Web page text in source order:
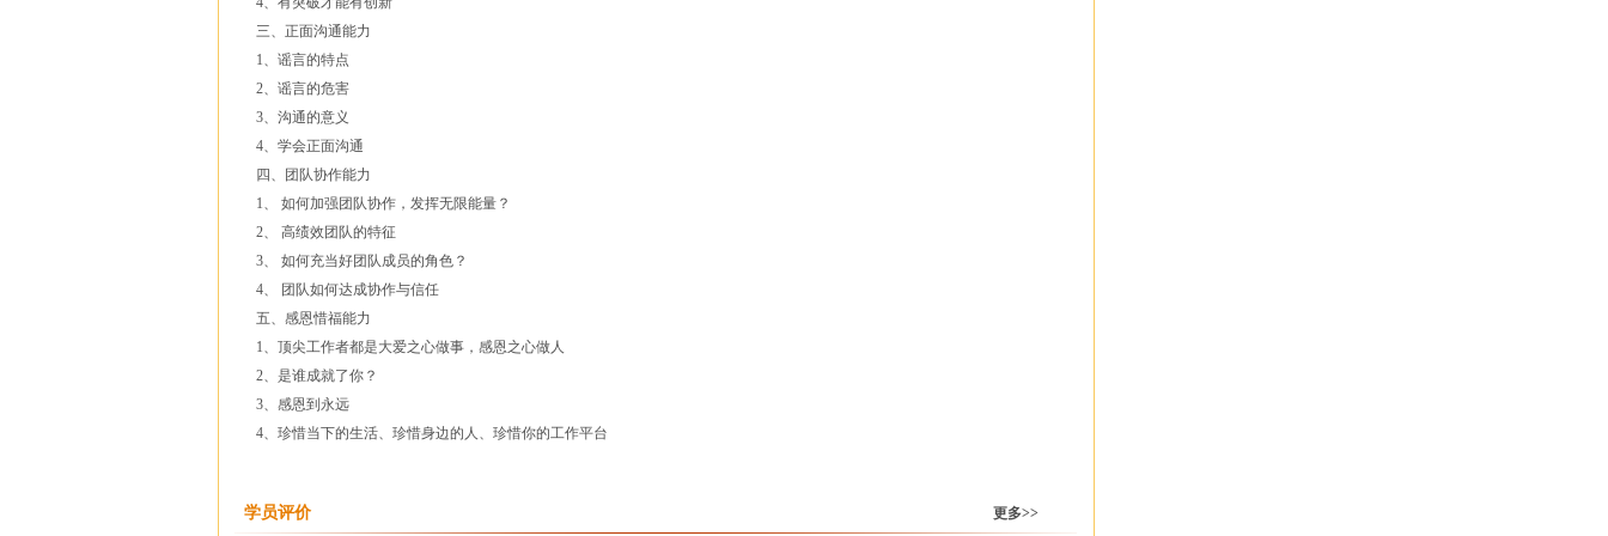
三、正面沟通能力
1、谣言的特点
2、谣言的危害
3、沟通的意义
4、学会正面沟通
四、团队协作能力
1、 如何加强团队协作，发挥无限能量？
2、 高绩效团队的特征
3、 如何充当好团队成员的角色？
4、 团队如何达成协作与信任
五、感恩惜福能力
1、顶尖工作者都是大爱之心做事，感恩之心做人
2、是谁成就了你？
3、感恩到永远
4、珍惜当下的生活、珍惜身边的人、珍惜你的工作平台
学员评价 更多>>